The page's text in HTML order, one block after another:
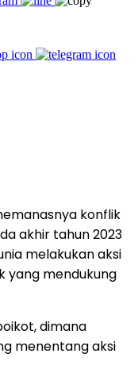
konflik
akhir tahun 2023
melakukan aksi
yang mendukung
dimana
menentang aksi